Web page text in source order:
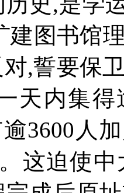
建图书馆
,誓要保
天内集
3600 人
这迫使